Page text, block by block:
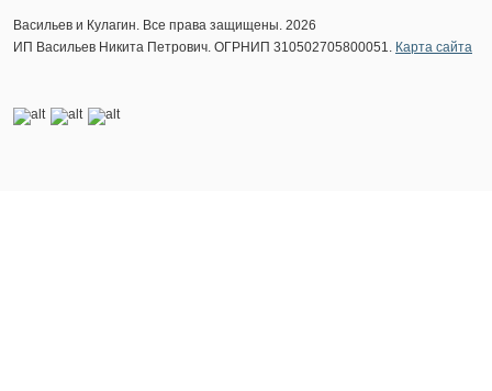
Васильев и Кулагин. Все права защищены. 2026
ИП Васильев Никита Петрович. ОГРНИП 310502705800051. Карта сайта